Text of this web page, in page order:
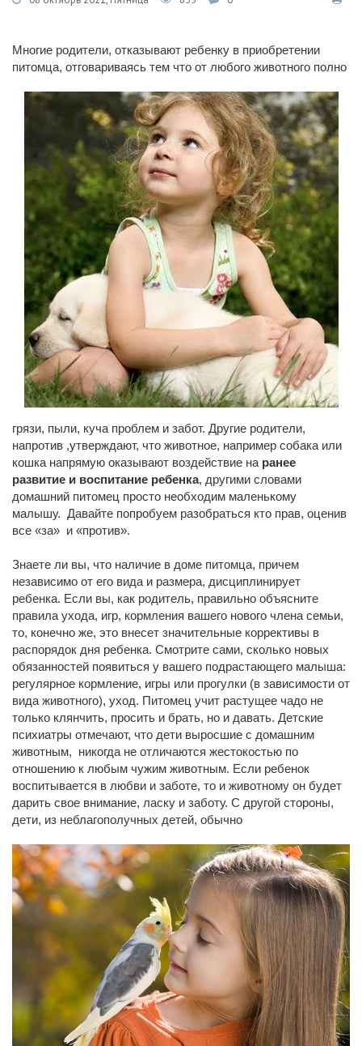
Многие родители, отказывают ребенку в приобретении
питомца, отговариваясь тем что от любого животного полно
грязи, пыли, куча проблем и забот. Другие родители,
напротив ,утверждают, что животное, например собака или
кошка напрямую оказывают воздействие на ранее
развитие и воспитание ребенка, другими словами
домашний питомец просто необходим маленькому
малышу. Давайте попробуем разобраться кто прав, оценив
все «за» и «против».
Знаете ли вы, что наличие в доме питомца, причем
независимо от его вида и размера, дисциплинирует
ребенка. Если вы, как родитель, правильно объясните
правила ухода, игр, кормления вашего нового члена семьи,
то, конечно же, это внесет значительные коррективы в
распорядок дня ребенка. Смотрите сами, сколько новых
обязанностей появиться у вашего подрастающего малыша:
регулярное кормление, игры или прогулки (в зависимости от
вида животного), уход. Питомец учит растущее чадо не
только клянчить, просить и брать, но и давать. Детские
психиатры отмечают, что дети выросшие с домашним
животным, никогда не отличаются жестокостью по
отношению к любым чужим животным. Если ребенок
воспитывается в любви и заботе, то и животному он будет
дарить свое внимание, ласку и заботу. С другой стороны,
дети, из неблагополучных детей, обычно